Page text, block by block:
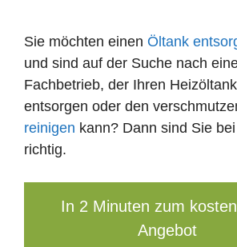
Sie möchten einen Öltank
und sind auf der Suche nach
Fachbetrieb, der Ihren
entsorgen oder den
reinigen kann? Dann sind Sie
richtig.
In 2 Minuten zum
Angebot